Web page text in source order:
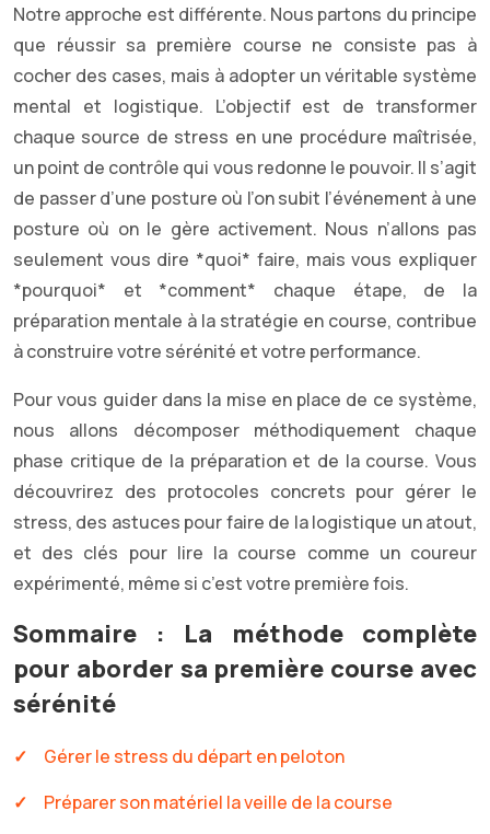
Notre approche est différente. Nous partons du principe
que réussir sa première course ne consiste pas à
cocher des cases, mais à adopter un véritable système
mental et logistique. L’objectif est de transformer
chaque source de stress en une procédure maîtrisée,
un point de contrôle qui vous redonne le pouvoir. Il s’agit
de passer d’une posture où l’on subit l’événement à une
posture où on le gère activement. Nous n’allons pas
seulement vous dire *quoi* faire, mais vous expliquer
*pourquoi* et *comment* chaque étape, de la
préparation mentale à la stratégie en course, contribue
à construire votre sérénité et votre performance.
Pour vous guider dans la mise en place de ce système,
nous allons décomposer méthodiquement chaque
phase critique de la préparation et de la course. Vous
découvrirez des protocoles concrets pour gérer le
stress, des astuces pour faire de la logistique un atout,
et des clés pour lire la course comme un coureur
expérimenté, même si c’est votre première fois.
Sommaire : La méthode complète
pour aborder sa première course avec
sérénité
Gérer le stress du départ en peloton
Préparer son matériel la veille de la course